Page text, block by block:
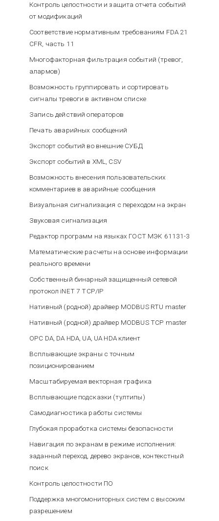
Контроль целостности и защита отчета событий
от модификаций
Соответствие нормативным требованиям FDA 21
CFR, часть 11
Многофакторная фильтрация событий (тревог,
алармов)
Возможность группировать и сортировать
сигналы тревоги в активном списке
Запись действий операторов
Печать аварийных сообщений
Экспорт событий во внешние СУБД
Экспорт событий в XML, CSV
Возможность внесения пользовательских
комментариев в аварийные сообщения
Визуальная сигнализация с переходом на экран
Звуковая сигнализация
Редактор программ на языках ГОСТ МЭК 61131-3
Математические расчеты на основе информации
реального времени
Cобственный бинарный защищенный сетевой
протокол iNET 7 TCP/IP
Нативный (родной) драйвер MODBUS RTU master
Нативный (родной) драйвер MODBUS TCP master
OPC DA, DA HDA, UA, UA HDA клиент
Всплывающие экраны с точным
позиционированием
Масштабируемая векторная графика
Всплывающие подсказки (тултипы)
Самодиагностика работы системы
Глубокая проработка системы безопасности
Навигация по экранам в режиме исполнения:
заданный переход, дерево экранов, контекстный
поиск
Контроль целостности ПО
Поддержка многомониторных систем с высоким
разрешением